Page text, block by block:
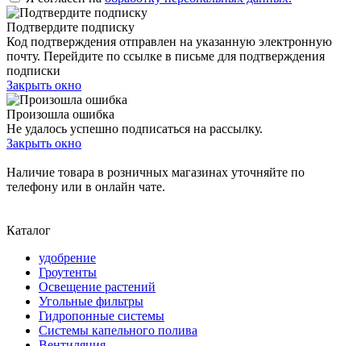
Подтвердите подписку
Код подтверждения отправлен на указанную электронную
почту. Перейдите по ссылке в письме для подтверждения
подписки
Закрыть окно
Произошла ошибка
Не удалось успешно подписаться на рассылку.
Закрыть окно
Наличие товара в розничных магазинах уточняйте по
телефону или в онлайн чате.
Каталог
удобрение
Гроутенты
Освещение растений
Угольные фильтры
Гидропонные системы
Системы капельного полива